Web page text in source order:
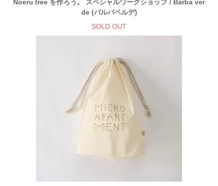
Noeru tree を作ろう。 スペシャルワークショップ / Barba ver
de (バルバベルデ)
SOLD OUT